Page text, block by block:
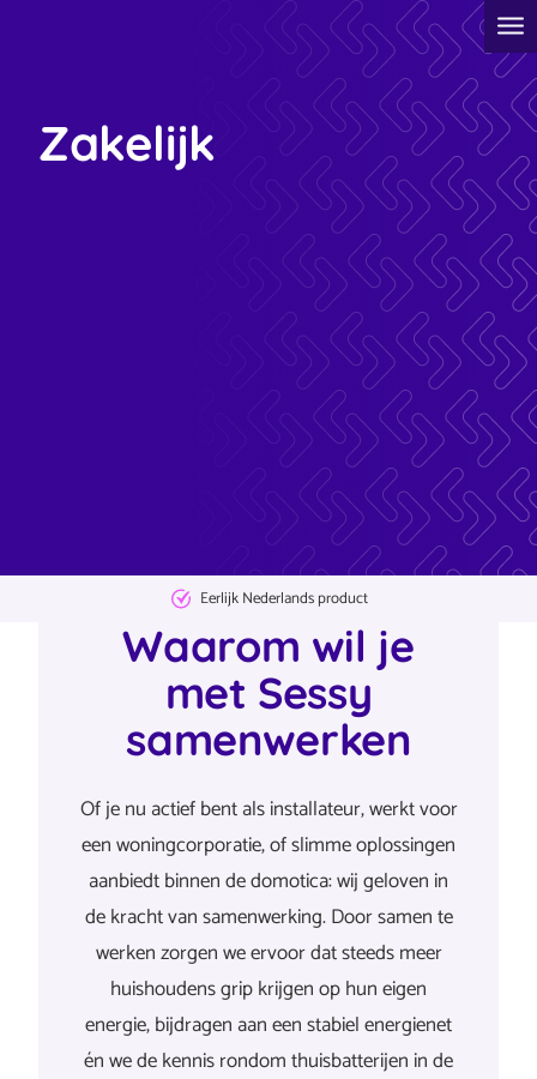
Zakelijk
Eerlijk Nederlands product
Waarom wil je
met Sessy
samenwerken
Of je nu actief bent als installateur, werkt voor
een woningcorporatie, of slimme oplossingen
aanbiedt binnen de domotica: wij geloven in
de kracht van samenwerking. Door samen te
werken zorgen we ervoor dat steeds meer
huishoudens grip krijgen op hun eigen
energie, bijdragen aan een stabiel energienet
én we de kennis rondom thuisbatterijen in de